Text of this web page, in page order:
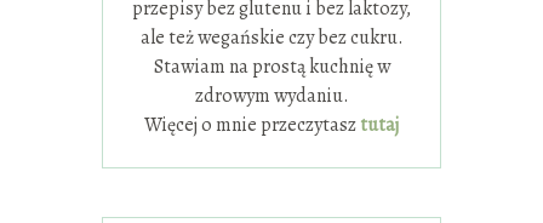
przepisy bez glutenu i bez laktozy,
ale też wegańskie czy bez cukru.
Stawiam na prostą kuchnię w
zdrowym wydaniu.
Więcej o mnie przeczytasztutaj